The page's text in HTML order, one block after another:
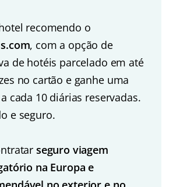
recomendo o
, com a opção de
de hotéis parcelado em até
no cartão e ganhe uma
cada 10 diárias reservadas.
e seguro.
seguro viagem
na Europa e